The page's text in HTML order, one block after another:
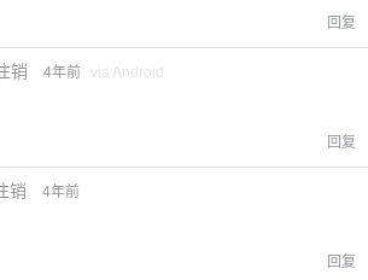
回复
销 4年前 via Android
回复
销 4年前
回复